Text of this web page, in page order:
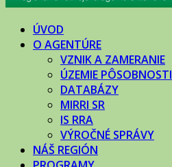
ÚVOD
O AGENTÚRE
VZNIK A ZAMERANIE
ÚZEMIE PÔSOBNOSTI
DATABÁZY
MIRRI SR
IS RRA
VÝROČNÉ SPRÁVY
NÁŠ REGIÓN